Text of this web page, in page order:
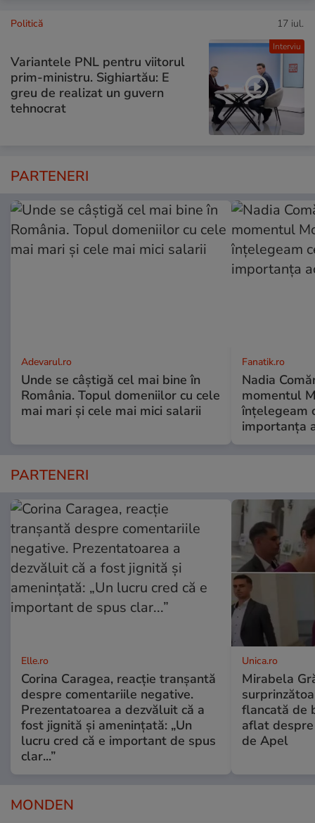
Interviu
Politică 17 iul.
Variantele PNL pentru viitorul
prim-ministru. Sighiartău: E
greu de realizat un guvern
tehnocrat
PARTENERI
Adevarul.ro
Unde se câștigă cel mai bine în
România. Topul domeniilor cu cele
mai mari și cele mai mici salarii
Fanatik.ro
Nadia
momentul
înțelegeam
importanța
PARTENERI
Elle.ro
Corina Caragea, reacție tranșantă
despre comentariile negative.
Prezentatoarea a dezvăluit că a
fost jignită și amenințată: „Un
lucru cred că e important de spus
clar...”
Unica.ro
Mirabela
flancată de
aflat
de Apel
MONDEN